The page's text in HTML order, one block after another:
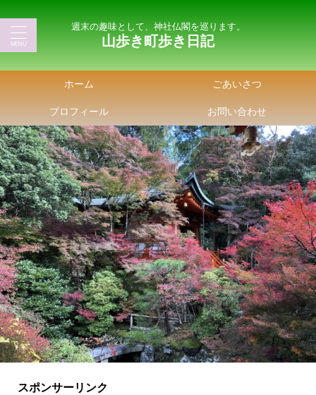
週末の趣味として、神社仏閣を巡ります。
山歩き町歩き日記
ホーム ごあいさつ
プロフィール お問い合わせ
スポンサーリンク